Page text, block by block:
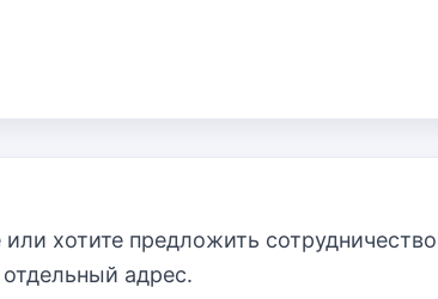
или хотите предложить
адрес.